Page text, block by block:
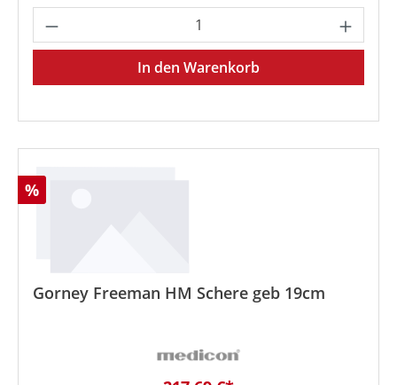
Produkt Anzahl: Gib den
In den Warenkorb
Rabatt
%
Gorney Freeman HM Schere geb 19cm